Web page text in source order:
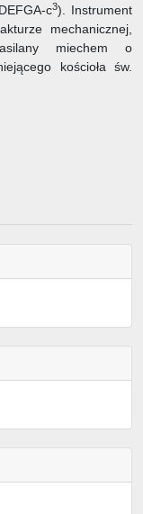
c3). Instrument
mechanicznej,
miechem o
kościoła św.